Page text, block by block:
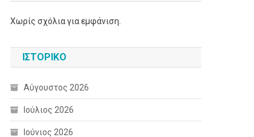
Χωρίς σχόλια για εμφάνιση.
ΙΣΤΟΡΙΚΌ
Αύγουστος 2026
Ιούλιος 2026
Ιούνιος 2026